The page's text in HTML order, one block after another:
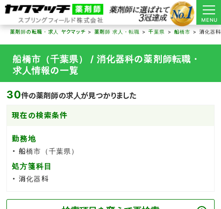
MENU
薬剤師の転職・求人 ヤクマッチ
薬剤師 求人・転職 千葉県 船橋市 消化器科
船橋市（千葉県） / 消化器科の薬剤師転職・
求人情報の一覧
30件の薬剤師の求人が見つかりました
現在の検索条件
勤務地
船橋市（千葉県）
処方箋科目
消化器科